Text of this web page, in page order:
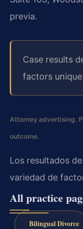
previa.
Case results
factors
Attorney advertising.
outcome.
Los resultados
variedad de
All practice
Bilingual Divorce